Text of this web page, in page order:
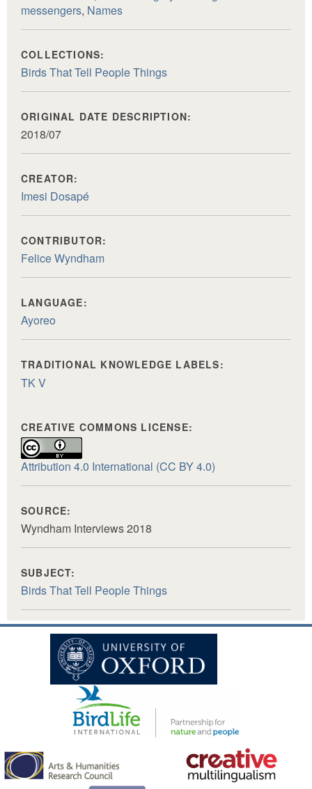
messengers, Names
COLLECTIONS:
Birds That Tell People Things
ORIGINAL DATE DESCRIPTION:
2018/07
CREATOR:
Imesi Dosapé
CONTRIBUTOR:
Felice Wyndham
LANGUAGE:
Ayoreo
TRADITIONAL KNOWLEDGE LABELS:
TK V
CREATIVE COMMONS LICENSE:
Attribution 4.0 International (CC BY 4.0)
SOURCE:
Wyndham Interviews 2018
SUBJECT:
Birds That Tell People Things